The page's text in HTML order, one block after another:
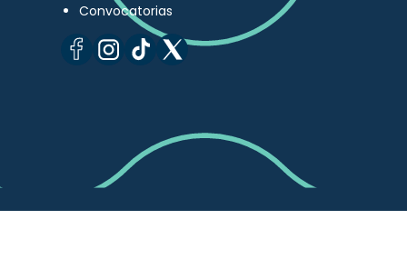
Convocatorias